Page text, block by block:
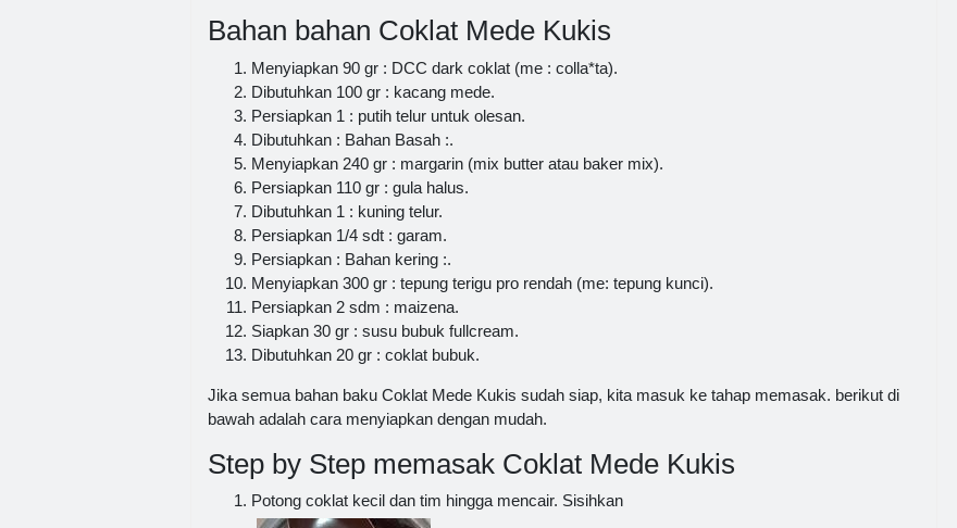
Bahan bahan Coklat Mede Kukis
Menyiapkan 90 gr : DCC dark coklat (me : colla*ta).
Dibutuhkan 100 gr : kacang mede.
Persiapkan 1 : putih telur untuk olesan.
Dibutuhkan : Bahan Basah :.
Menyiapkan 240 gr : margarin (mix butter atau baker mix).
Persiapkan 110 gr : gula halus.
Dibutuhkan 1 : kuning telur.
Persiapkan 1/4 sdt : garam.
Persiapkan : Bahan kering :.
Menyiapkan 300 gr : tepung terigu pro rendah (me: tepung kunci).
Persiapkan 2 sdm : maizena.
Siapkan 30 gr : susu bubuk fullcream.
Dibutuhkan 20 gr : coklat bubuk.
Jika semua bahan baku Coklat Mede Kukis sudah siap, kita masuk ke tahap memasak. berikut di
bawah adalah cara menyiapkan dengan mudah.
Step by Step memasak Coklat Mede Kukis
Potong coklat kecil dan tim hingga mencair. Sisihkan